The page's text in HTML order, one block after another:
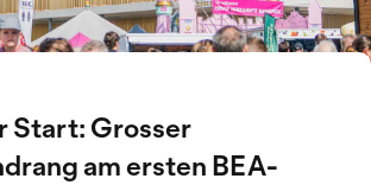
Start: Grosser
am ersten BEA-